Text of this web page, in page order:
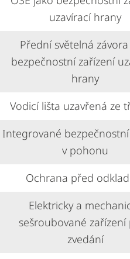
uzavírací hrany
Přední světelná
bezpečnostní zařízení
hrany
Vodicí lišta uzavřená ze
Integrované
v pohonu
Ochrana před
Elektricky a
sešroubované
zvedání